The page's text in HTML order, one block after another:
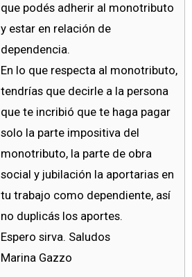
que podés adherir al monotributo
y estar en relación de
dependencia.
En lo que respecta al monotributo,
tendrías que decirle a la persona
que te incribió que te haga pagar
solo la parte impositiva del
monotributo, la parte de obra
social y jubilación la aportarias en
tu trabajo como dependiente, así
no duplicás los aportes.
Espero sirva. Saludos
Marina Gazzo